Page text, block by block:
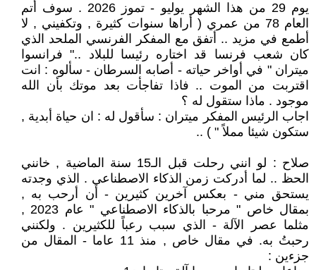
يوم 29 من هذا الشهر يوليو - تموز 2026 . سوف أتم
العام 78 من عمري ( أراها سنوات كثيرة , وتكفيني , لا
أطمع في مزيد .. أتفق مع المفكر الفرنسي الملحد الذي
كان شعب فرنسا قد اختاره رئيسا للبلاد .." فرانسوا
ميتران " في أواخر حياته - أصابه السرطان - سألوه : انت
اقتربت من الموت .. فاذا تفاجأت بعد موتك بأن الله
موجود . ماذا ستقول له ؟
اجاب الرئيس المفكر ميتران : سأقول له : ان حياة أبدية ,
ستكون شيئا مملاً " ) ..
صلاح : لو انني رحلت قبل الـ15 سنة الماضية , خانني
الحظ .. لما أدركت زمن الذكاء الاصطناعي . الذي وجدته
يستحق مني - بعكس آخرين كثيرين - أن أرحب به ,
بمقال خاص " مرحبا بالذكاء الاصطناعي " عام 2023 ,
مثلما عصر الآلة - الذي سبب رعباً للكثيرين . ولكنني
رحبتُ به. في مقال خاص , منذ 11 عاما - المقال من
جزءين :